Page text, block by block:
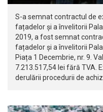
S-a semnat contractul de
fațadelor și a învelitorii
2019, a fost semnat
fațadelor și a învelitorii
Piața 1 Decembrie, nr. 9.
7.213.517,54 lei fără TVA.
derulării procedurii de